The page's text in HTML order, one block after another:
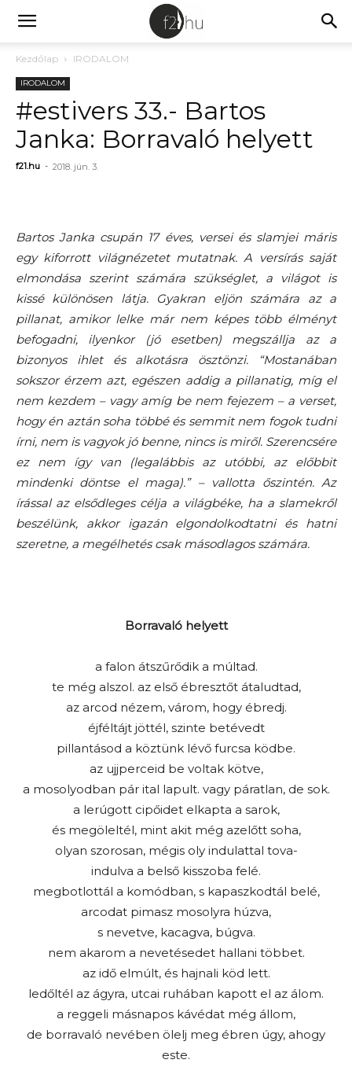
Kezdőlap IRODALOM
IRODALOM
#estivers 33.- Bartos
Janka: Borravaló helyett
f21.hu - 2018. jún. 3.
Bartos Janka csupán 17 éves, versei és slamjei máris
egy kiforrott világnézetet mutatnak. A versírás saját
elmondása szerint számára szükséglet, a világot is
kissé különösen látja. Gyakran eljön számára az a
pillanat, amikor lelke már nem képes több élményt
befogadni, ilyenkor (jó esetben) megszállja az a
bizonyos ihlet és alkotásra ösztönzi. “Mostanában
sokszor érzem azt, egészen addig a pillanatig, míg el
nem kezdem – vagy amíg be nem fejezem – a verset,
hogy én aztán soha többé és semmit nem fogok tudni
írni, nem is vagyok jó benne, nincs is miről. Szerencsére
ez nem így van (legalábbis az utóbbi, az előbbit
mindenki döntse el maga).” – vallotta őszintén. Az
írással az elsődleges célja a világbéke, ha a slamekről
beszélünk, akkor igazán elgondolkodtatni és hatni
szeretne, a megélhetés csak másodlagos számára.
Borravaló helyett
a falon átszűrődik a múltad.
te még alszol. az első ébresztőt átaludtad,
az arcod nézem, várom, hogy ébredj.
éjféltájt jöttél, szinte betévedt
pillantásod a köztünk lévő furcsa ködbe.
az ujjperceid be voltak kötve,
a mosolyodban pár ital lapult. vagy páratlan, de sok.
a lerúgott cipőidet elkapta a sarok,
és megöleltél, mint akit még azelőtt soha,
olyan szorosan, mégis oly indulattal tova-
indulva a belső kisszoba felé.
megbotlottál a komódban, s kapaszkodtál belé,
arcodat pimasz mosolyra húzva,
s nevetve, kacagva, búgva.
nem akarom a nevetésedet hallani többet.
az idő elmúlt, és hajnali köd lett.
ledőltél az ágyra, utcai ruhában kapott el az álom.
a reggeli másnapos kávédat még állom,
de borravaló nevében ölelj meg ébren úgy, ahogy
este.